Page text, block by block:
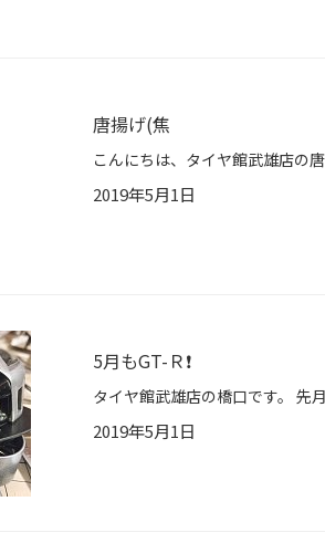
唐揚げ(焦
2019年5月1日
5月もGT-Ｒ❗️
2019年5月1日